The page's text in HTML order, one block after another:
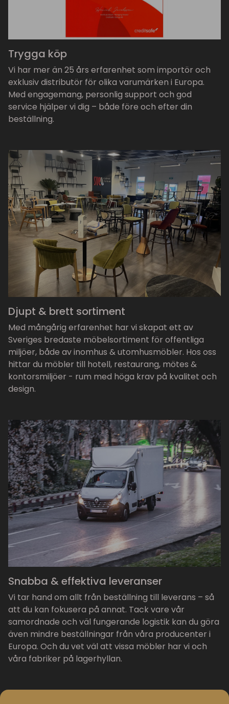
Trygga köp
Vi har mer än 25 års erfarenhet som importör och
exklusiv distributör för olika varumärken i Europa.
Med engagemang, personlig support och god
service hjälper vi dig – både före och efter din
beställning.
Djupt & brett sortiment
Med mångårig erfarenhet har vi skapat ett av
Sveriges bredaste möbelsortiment för offentliga
miljöer, både av inomhus & utomhusmöbler. Hos oss
hittar du möbler till hotell, restaurang, mötes &
kontorsmiljöer - rum med höga krav på kvalitet och
design.
Snabba & effektiva leveranser
Vi tar hand om allt från beställning till leverans – så
att du kan fokusera på annat. Tack vare vår
samordnade och väl fungerande logistik kan du göra
även mindre beställningar från våra producenter i
Europa. Och du vet väl att vissa möbler har vi och
våra fabriker på lagerhyllan.